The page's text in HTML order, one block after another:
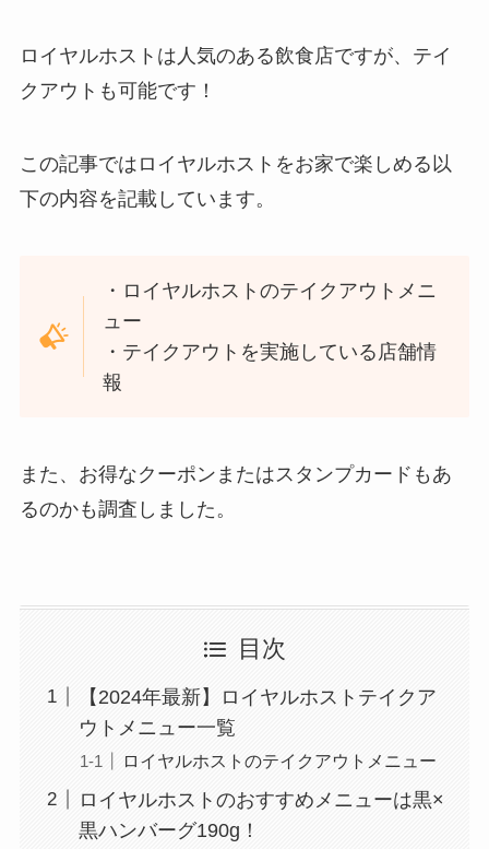
ロイヤルホストは人気のある飲食店ですが、テイ
クアウトも可能です！
この記事ではロイヤルホストをお家で楽しめる以
下の内容を記載しています。
・ロイヤルホストのテイクアウトメニ
ュー
・テイクアウトを実施している店舗情
報
また、お得なクーポンまたはスタンプカードもあ
るのかも調査しました。
目次
【2024年最新】ロイヤルホストテイクア
ウトメニュー一覧
ロイヤルホストのテイクアウトメニュー
ロイヤルホストのおすすめメニューは黒×
黒ハンバーグ190g！